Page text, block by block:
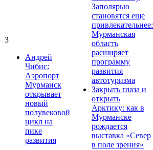
3
Андрей
Чибис:
Аэропорт
Мурманск
открывает
новый
полувековой
цикл на
пике
развития
Заполярью
становятся еще
привлекательнее:
Мурманская
область
расширяет
программу
развития
автотуризма
Закрыть глаза и
открыть
Арктику: как в
Мурманске
рождается
выставка «Север
в поле зрения»